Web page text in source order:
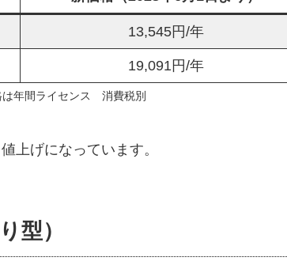
13,545円/年
19,091円/年
は年間ライセンス 消費税別
上げになっています。
型）